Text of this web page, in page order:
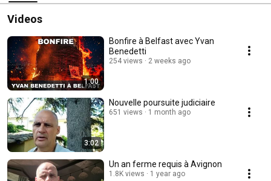
Videos
1:00
Bonfire à Belfast avec Yvan
Benedetti
254 views 2 weeks ago
3:02
Nouvelle poursuite judiciaire
651 views 1 month ago
Un an ferme requis à Avignon
1.8K views 1 year ago